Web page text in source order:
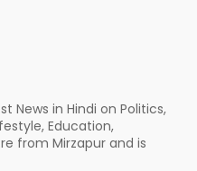
News in Hindi on Politics,
Education,
from Mirzapur and is